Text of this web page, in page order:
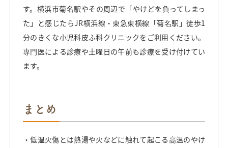
す。横浜市菊名駅やその周辺で「やけどを負ってしまっ
た」と感じたらJR横浜線・東急東横線「菊名駅」徒歩1
分のきくな小児科皮ふ科クリニックをご利用ください。
専門医による診療や土曜日の午前も診療を受け付けてい
ます。
まとめ
・低温火傷とは熱湯や火などに触れて起こる高温のやけ